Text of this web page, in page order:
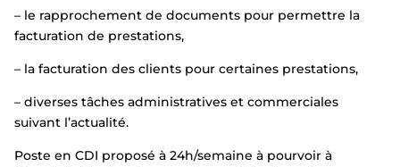
– le rapprochement de documents pour permettre la
facturation de prestations,
– la facturation des clients pour certaines prestations,
– diverses tâches administratives et commerciales
suivant l’actualité.
Poste en CDI proposé à 24h/semaine à pourvoir à